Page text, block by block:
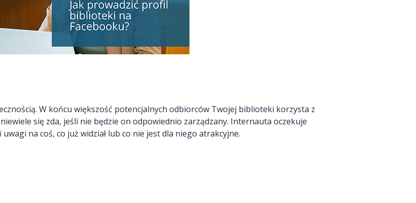
W końcu większość potencjalnych odbiorców Twojej biblioteki korzysta z
się zda, jeśli nie będzie on odpowiednio zarządzany. Internauta oczekuje
na coś, co już widział lub co nie jest dla niego atrakcyjne.